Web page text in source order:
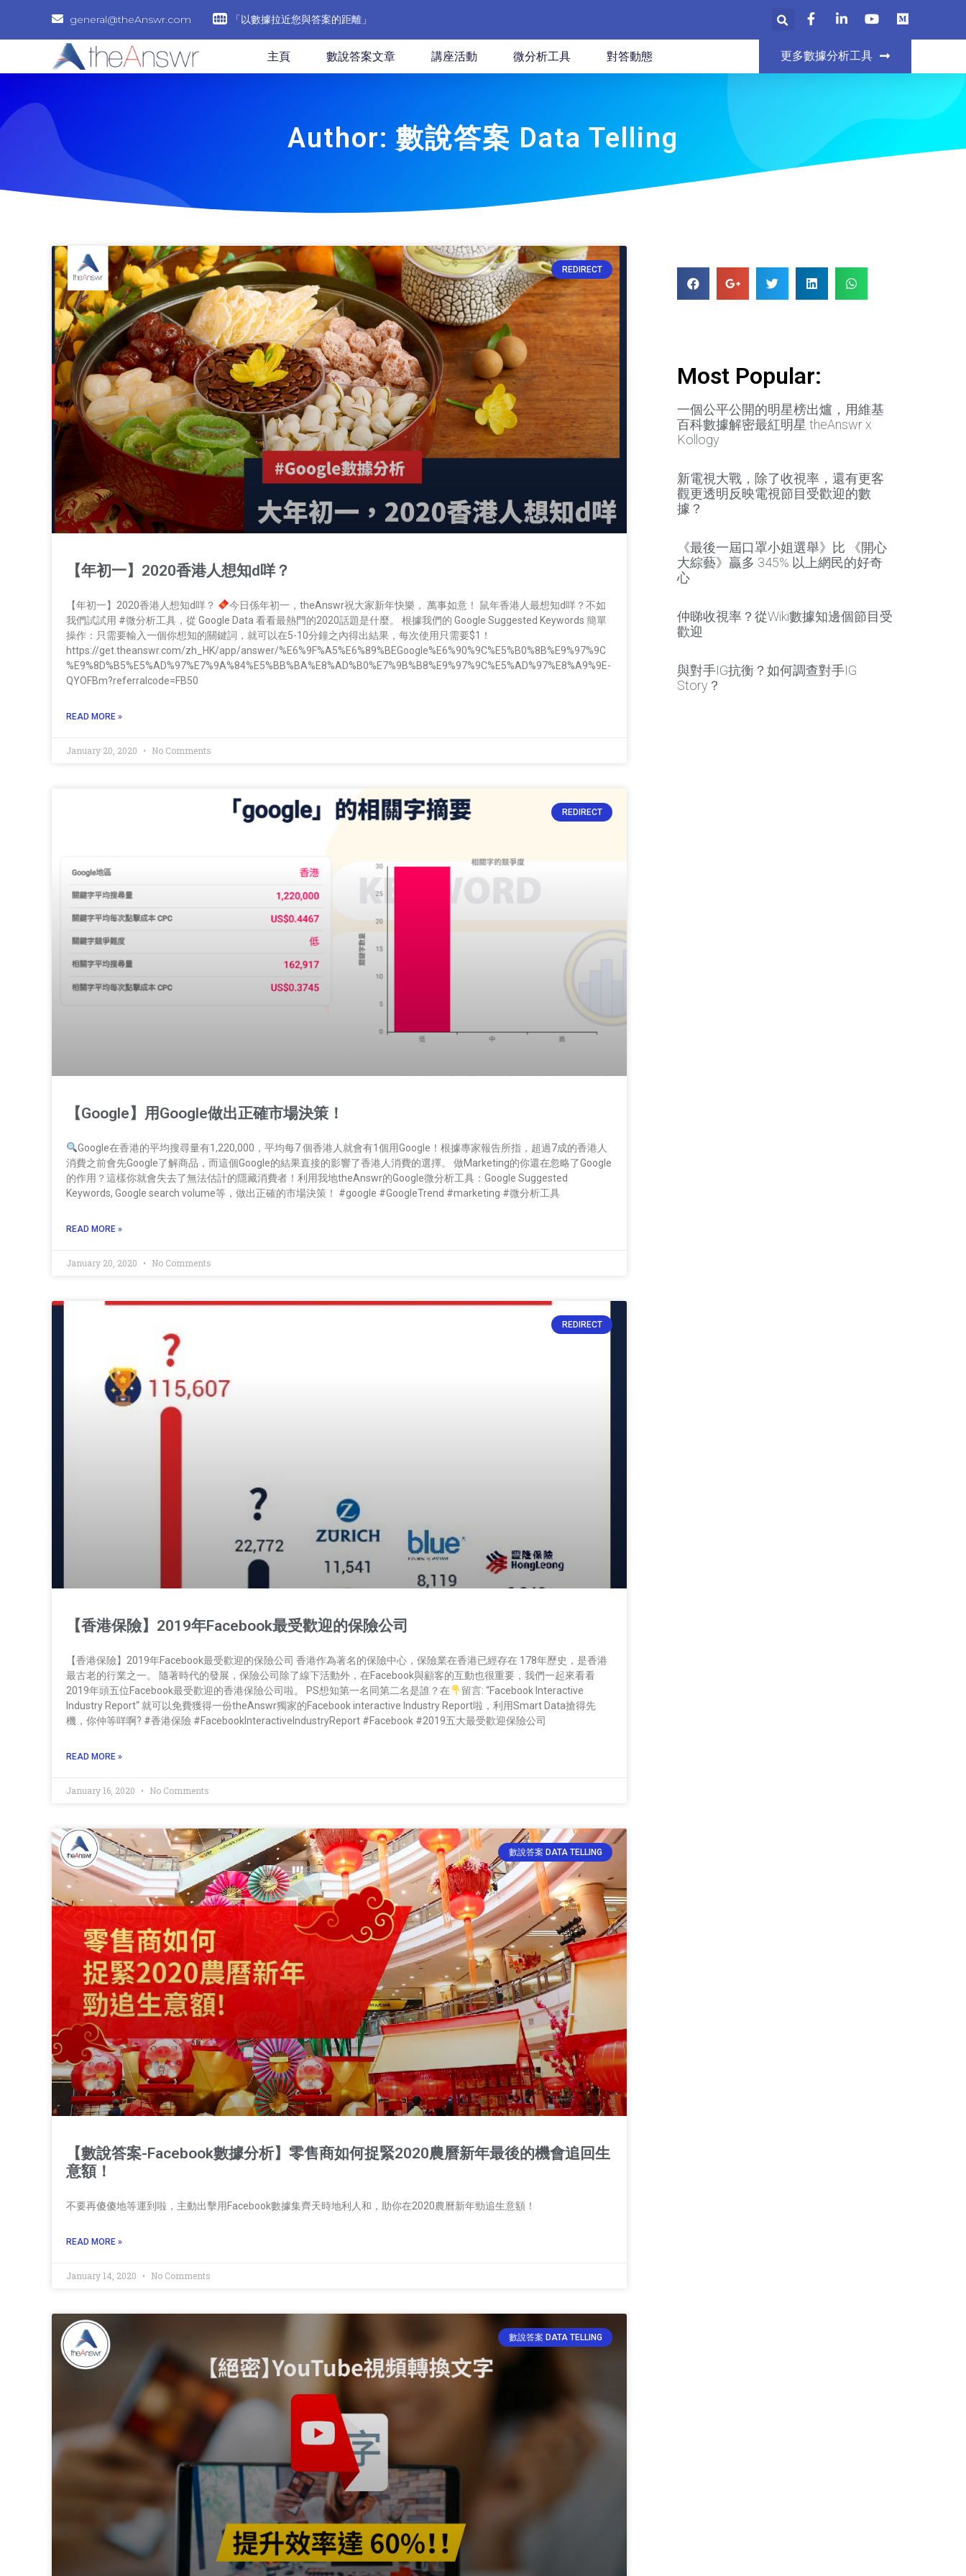
general@theAnswr.com 「以數據拉近您與答案的距離」
主頁 數說答案文章 講座活動 微分析工具 對答動態 更多數據分析工具
Author: 數說答案 Data Telling
REDIRECT
【年初一】2020香港人想知d咩？
【年初一】2020香港人想知d咩？
今日係年初一，theAnswr祝大家新年快樂， 萬事如意！ 鼠年香港人最想知d咩？不如
我們試試用 #微分析工具，從 Google Data 看看最熱門的2020話題是什麼。 根據我們的 Google Suggested Keywords 簡單
操作：只需要輸入一個你想知的關鍵詞，就可以在5-10分鐘之內得出結果，每次使用只需要$1！
https://get.theanswr.com/zh_HK/app/answer/%E6%9F%A5%E6%89%BEGoogle%E6%90%9C%E5%B0%8B%E9%97%9C
%E9%8D%B5%E5%AD%97%E7%9A%84%E5%BB%BA%E8%AD%B0%E7%9B%B8%E9%97%9C%E5%AD%97%E8%A9%9E-
QYOFBm?referralcode=FB50
READ MORE »
January 20, 2020 No Comments
REDIRECT
【Google】用Google做出正確市場決策！
Google在香港的平均搜尋量有1,220,000，平均每7 個香港人就會有1個用Google！根據專家報告所指，超過7成的香港人
消費之前會先Google了解商品，而這個Google的結果直接的影響了香港人消費的選擇。 做Marketing的你還在忽略了Google
的作用？這樣你就會失去了無法估計的隱藏消費者！利用我地theAnswr的Google微分析工具：Google Suggested
Keywords, Google search volume等，做出正確的市場決策！ #google #GoogleTrend #marketing #微分析工具
READ MORE »
January 20, 2020 No Comments
REDIRECT
【香港保險】2019年Facebook最受歡迎的保險公司
【香港保險】2019年Facebook最受歡迎的保險公司 香港作為著名的保險中心，保險業在香港已經存在 178年歷史，是香港
最古老的行業之一。 隨著時代的發展，保險公司除了線下活動外，在Facebook與顧客的互動也很重要，我們一起來看看
2019年頭五位Facebook最受歡迎的香港保險公司啦。 PS想知第一名同第二名是誰？在
留言: “Facebook Interactive
Industry Report“ 就可以免費獲得一份theAnswr獨家的Facebook interactive Industry Report啦，利用Smart Data搶得先
機，你仲等咩啊? #香港保險 #FacebookInteractiveIndustryReport #Facebook #2019五大最受歡迎保險公司
READ MORE »
January 16, 2020 No Comments
數說答案 DATA TELLING
【數說答案-Facebook數據分析】零售商如何捉緊2020農曆新年最後的機會追回生
意額！
不要再傻傻地等運到啦，主動出擊用Facebook數據集齊天時地利人和，助你在2020農曆新年勁追生意額！
READ MORE »
January 14, 2020 No Comments
數說答案 DATA TELLING
Most Popular:
一個公平公開的明星榜出爐，用維基
百科數據解密最紅明星 theAnswr x
Kollogy
新電視大戰，除了收視率，還有更客
觀更透明反映電視節目受歡迎的數
據？
《最後一屆口罩小姐選舉》比 《開心
大綜藝》贏多 345% 以上網民的好奇
心
仲睇收視率？從Wiki數據知邊個節目受
歡迎
與對手IG抗衡？如何調查對手IG
Story？